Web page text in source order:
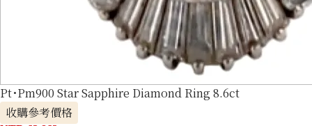
Pt･Pm900 Star Sapphire Diamond Ring 8.6ct
收購參考價格